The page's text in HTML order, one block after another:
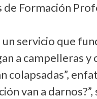
Formación
un servicio que
a campelleras
colapsadas”,
van a